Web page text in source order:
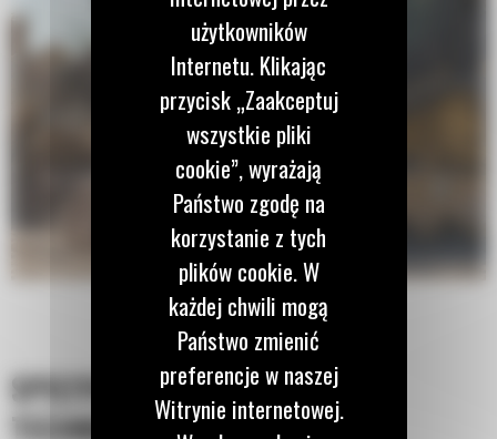
SPECYFIKACJA
TECHNICZNA
użytkowników
Internetu. Klikając
przycisk „Zaakceptuj
wszystkie pliki
cookie”, wyrażają
Państwo zgodę na
korzystanie z tych
plików cookie. W
każdej chwili mogą
Państwo zmienić
preferencje w naszej
Witrynie internetowej.